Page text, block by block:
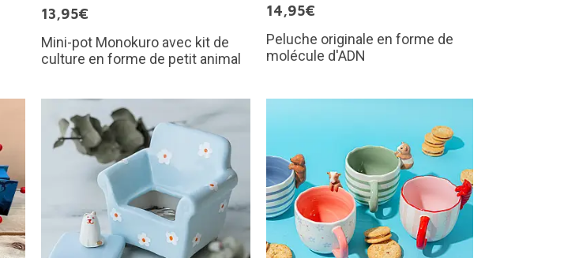
13,95€
Mini-pot Monokuro avec kit de
culture en forme de petit animal
14,95€
Peluche originale en forme de
molécule d'ADN